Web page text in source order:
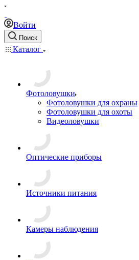
Войти
Поиск
Каталог
Фотоловушки
Фотоловушки для охраны
Фотоловушки для охоты
Видеоловушки
Оптические приборы
Источники питания
Камеры наблюдения